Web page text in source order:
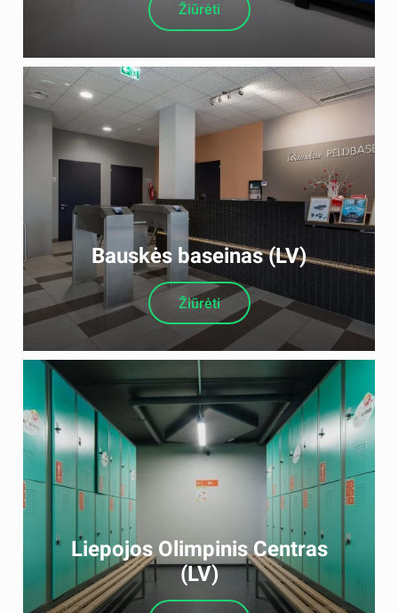
Žiūrėti
Bauskės baseinas (LV)
Žiūrėti
Liepojos Olimpinis Centras
(LV)